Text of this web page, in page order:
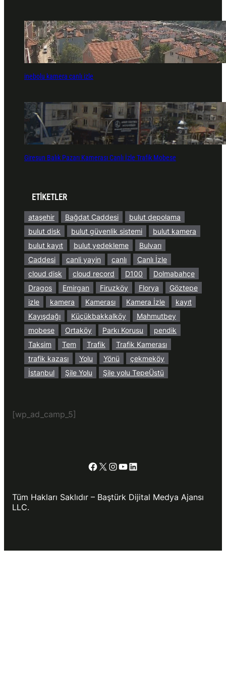
inebolu kamera canlı izle
Giresun Balık Pazarı Kamerası Canlı İzle Trafik Mobese
ETİKETLER
ataşehir Bağdat Caddesi
bulut depolama
bulut disk
bulut güvenlik sistemi
bulut kamera
bulut kayıt
bulut yedekleme
Bulvarı
Caddesi
canli yayin canlı
Canlı İzle
cloud disk
cloud record D100
Dolmabahçe
Dragos
Emirgan Firuzköy Florya
Göztepe
izle
kamera Kamerası Kamera İzle
kayıt
Kayışdağı
Küçükbakkalköy
Mahmutbey
mobese
Ortaköy Parkı Korusu
pendik
Taksim
Tem Trafik
Trafik Kamerası
trafik kazası
Yolu Yönü
çekmeköy
İstanbul
Şile Yolu Şile yolu TepeÜstü
[wp_ad_camp_5]
Facebook
X Instagram
YouTube
LinkedIn
Tüm Hakları Saklıdır – Baştürk Dijital Medya Ajansı
LLC.